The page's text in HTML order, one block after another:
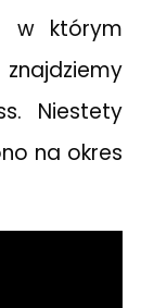
w którym
Niestety
na okres